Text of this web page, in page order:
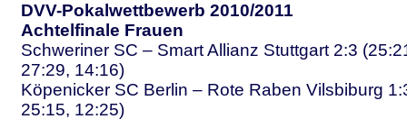
DVV-Pokalwettbewerb 2010/2011
Achtelfinale Frauen
Schweriner SC – Smart Allianz Stuttgart 2:3
27:29, 14:16)
Köpenicker SC Berlin – Rote Raben Vilsbiburg
25:15, 12:25)